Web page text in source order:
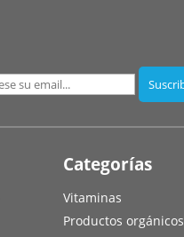
Categorías
Vitaminas
Productos orgánicos